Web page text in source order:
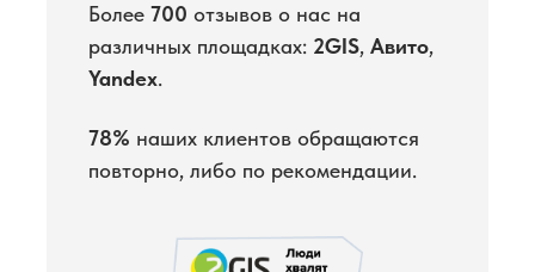
78% наших клиентов обращаются
повторно, либо по рекомендации.
Более 700 отзывов о нас на
различных площадках: 2GIS, Авито,
Yandex.